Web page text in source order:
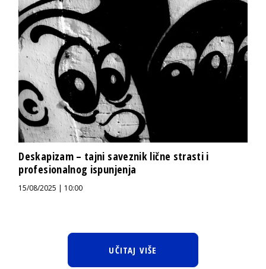
Deskapizam – tajni saveznik lične strasti i
profesionalnog ispunjenja
15/08/2025 | 10:00
UČITAJ VIŠE